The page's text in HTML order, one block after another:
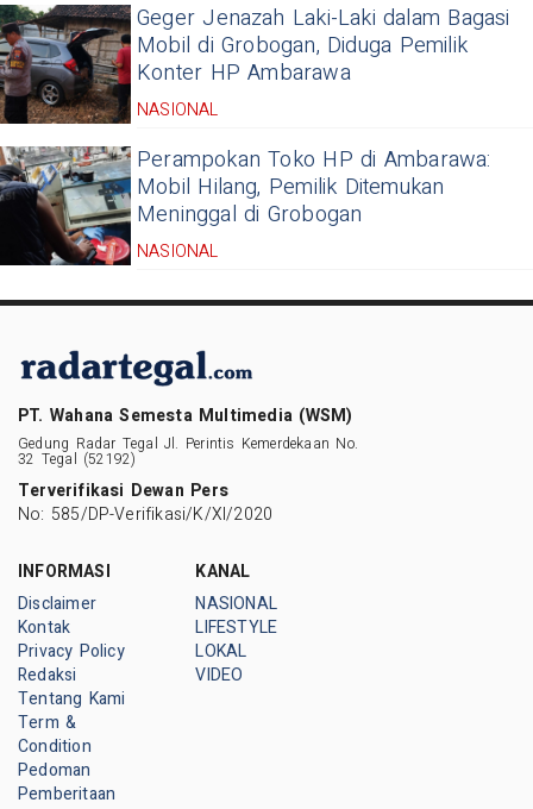
Geger Jenazah Laki-Laki dalam Bagasi
Mobil di Grobogan, Diduga Pemilik
Konter HP Ambarawa
NASIONAL
Perampokan Toko HP di Ambarawa:
Mobil Hilang, Pemilik Ditemukan
Meninggal di Grobogan
NASIONAL
PT. Wahana Semesta Multimedia (WSM)
Gedung Radar Tegal Jl. Perintis Kemerdekaan No.
32 Tegal (52192)
Terverifikasi Dewan Pers
No: 585/DP-Verifikasi/K/XI/2020
INFORMASI
Disclaimer
Kontak
Privacy Policy
Redaksi
Tentang Kami
Term &
Condition
Pedoman
Pemberitaan
KANAL
NASIONAL
LIFESTYLE
LOKAL
VIDEO